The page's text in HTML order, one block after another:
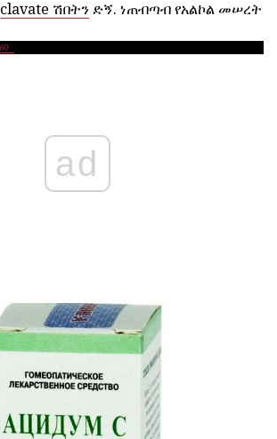
clavate ሽበትንድኝ. ነጠብጣብ የአልኮል መሠረት
ad